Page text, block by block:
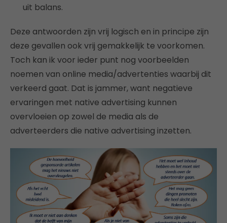
uit balans.
Deze antwoorden zijn vrij logisch en in principe zijn
deze gevallen ook vrij gemakkelijk te voorkomen.
Toch kan ik voor ieder punt nog voorbeelden
noemen van online media/advertenties waarbij dit
verkeerd gaat. Dat is jammer, want negatieve
ervaringen met native advertising kunnen
overvloeien op zowel de media als de
adverteerders die native advertising inzetten.